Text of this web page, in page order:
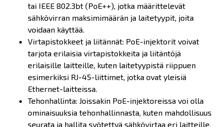
tai IEEE 802.3bt (PoE++), jotka määrittelevät
sähkövirran maksimimäärän ja laitetyypit, joita
voidaan käyttää.
Virtapistokkeet ja liitännät: PoE-injektorit voivat
tarjota erilaisia virtapistokkeita ja liitäntöjä
erilaisille laitteille, kuten laitetyypistä riippuen
esimerkiksi RJ-45-liittimet, jotka ovat yleisiä
Ethernet-laitteissa.
Tehonhallinta: Joissakin PoE-injektoreissa voi olla
ominaisuuksia tehonhallinnasta, kuten mahdollisuus
seurata ja hallita syötettyä sähkövirtaa eri laitteille.